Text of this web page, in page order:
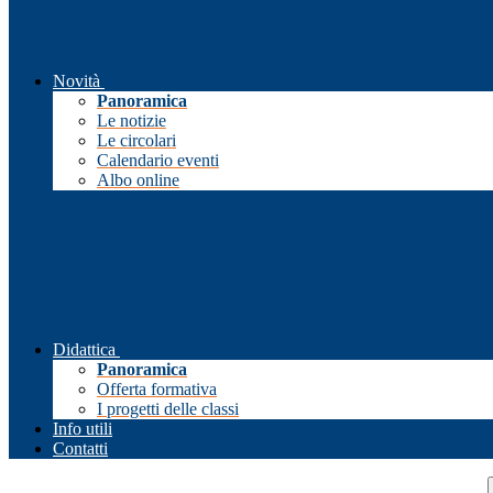
Novità
Panoramica
Le notizie
Le circolari
Calendario eventi
Albo online
Didattica
Panoramica
Offerta formativa
I progetti delle classi
Info utili
Contatti